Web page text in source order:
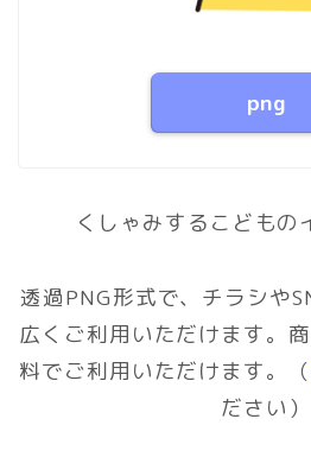
png
くしゃみするこどもの
透過PNG形式で、チラシや
広くご利用いただけます。
料でご利用いただけます。（
ださい）